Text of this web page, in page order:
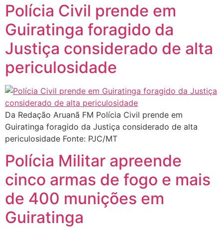
Polícia Civil prende em
Guiratinga foragido da
Justiça considerado de alta
periculosidade
Da Redação Aruanã FM Polícia Civil prende em
Guiratinga foragido da Justiça considerado de alta
periculosidade Fonte: PJC/MT
Polícia Militar apreende
cinco armas de fogo e mais
de 400 munições em
Guiratinga